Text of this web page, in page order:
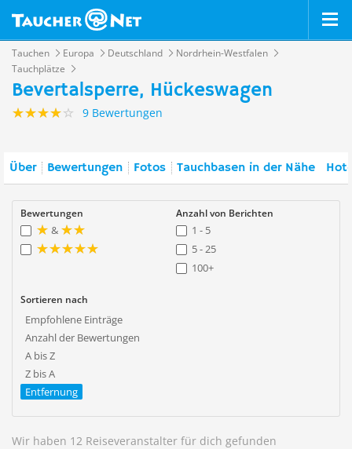
Tauchen Europa Deutschland
Nordrhein-Westfalen
Tauchplätze
Bevertalsperre, Hückeswagen
9 Bewertungen
Über Bewertungen Fotos Tauchbasen in der Nähe
Bewertungen
&
Anzahl von Berichten
1 - 5
5 - 25
100+
Sortieren nach
Empfohlene Einträge
Anzahl der Bewertungen
A bis Z
Z bis A
Entfernung
Wir haben 12 Reiseveranstalter für dich gefunden